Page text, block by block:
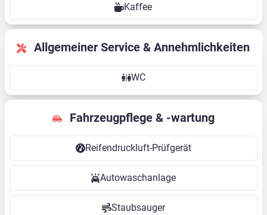
Kaffee
Allgemeiner Service & Annehmlichkeiten
WC
Fahrzeugpflege & -wartung
Reifendruckluft-Prüfgerät
Autowaschanlage
Staubsauger